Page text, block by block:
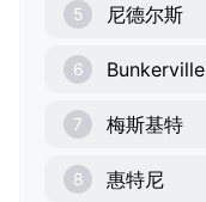
5 尼德尔斯
6 Bunkerville
7 梅斯基特
8 惠特尼